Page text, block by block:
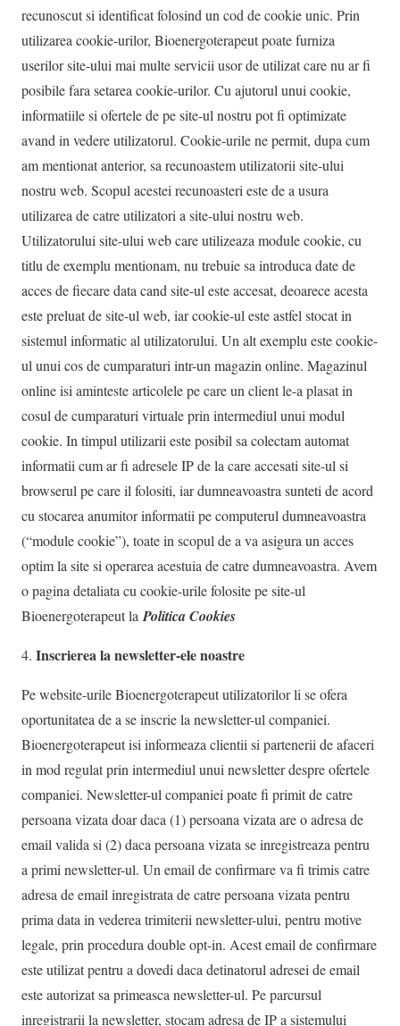
recunoscut si identificat folosind un cod de cookie unic. Prin
utilizarea cookie-urilor, Bioenergoterapeut poate furniza
userilor site-ului mai multe servicii usor de utilizat care nu ar fi
posibile fara setarea cookie-urilor. Cu ajutorul unui cookie,
informatiile si ofertele de pe site-ul nostru pot fi optimizate
avand in vedere utilizatorul. Cookie-urile ne permit, dupa cum
am mentionat anterior, sa recunoastem utilizatorii site-ului
nostru web. Scopul acestei recunoasteri este de a usura
utilizarea de catre utilizatori a site-ului nostru web.
Utilizatorului site-ului web care utilizeaza module cookie, cu
titlu de exemplu mentionam, nu trebuie sa introduca date de
acces de fiecare data cand site-ul este accesat, deoarece acesta
este preluat de site-ul web, iar cookie-ul este astfel stocat in
sistemul informatic al utilizatorului. Un alt exemplu este cookie-
ul unui cos de cumparaturi intr-un magazin online. Magazinul
online isi aminteste articolele pe care un client le-a plasat in
cosul de cumparaturi virtuale prin intermediul unui modul
cookie. In timpul utilizarii este posibil sa colectam automat
informatii cum ar fi adresele IP de la care accesati site-ul si
browserul pe care il folositi, iar dumneavoastra sunteti de acord
cu stocarea anumitor informatii pe computerul dumneavoastra
(“module cookie”), toate in scopul de a va asigura un acces
optim la site si operarea acestuia de catre dumneavoastra. Avem
o pagina detaliata cu cookie-urile folosite pe site-ul
Bioenergoterapeut laPolitica Cookies
Inscrierea la newsletter-ele noastre
Pe website-urile Bioenergoterapeut utilizatorilor li se ofera
oportunitatea de a se inscrie la newsletter-ul companiei.
Bioenergoterapeut isi informeaza clientii si partenerii de afaceri
in mod regulat prin intermediul unui newsletter despre ofertele
companiei. Newsletter-ul companiei poate fi primit de catre
persoana vizata doar daca (1) persoana vizata are o adresa de
email valida si (2) daca persoana vizata se inregistreaza pentru
a primi newsletter-ul. Un email de confirmare va fi trimis catre
adresa de email inregistrata de catre persoana vizata pentru
prima data in vederea trimiterii newsletter-ului, pentru motive
legale, prin procedura double opt-in. Acest email de confirmare
este utilizat pentru a dovedi daca detinatorul adresei de email
este autorizat sa primeasca newsletter-ul. Pe parcursul
inregistrarii la newsletter, stocam adresa de IP a sistemului